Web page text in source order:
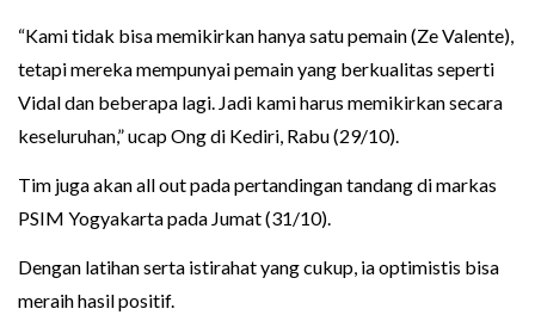
“Kami tidak bisa memikirkan hanya satu pemain (Ze Valente),
tetapi mereka mempunyai pemain yang berkualitas seperti
Vidal dan beberapa lagi. Jadi kami harus memikirkan secara
keseluruhan,” ucap Ong di Kediri, Rabu (29/10).
Tim juga akan all out pada pertandingan tandang di markas
PSIM Yogyakarta pada Jumat (31/10).
Dengan latihan serta istirahat yang cukup, ia optimistis bisa
meraih hasil positif.